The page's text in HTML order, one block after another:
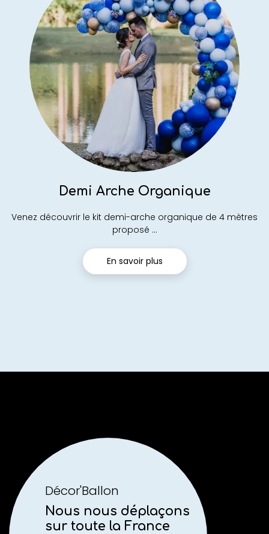
Demi Arche Organique
Venez découvrir le kit demi-arche organique de 4 mètres
proposé ...
En savoir plus
Décor'Ballon
Nous nous déplaçons
sur toute la France